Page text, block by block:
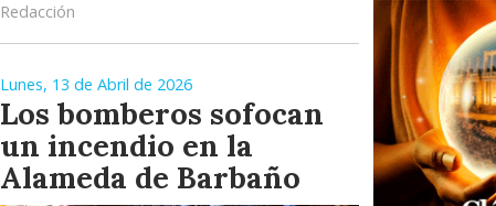
Redacción
Lunes, 13 de Abril de 2026
Los bomberos sofocan
un incendio en la
Alameda de Barbaño